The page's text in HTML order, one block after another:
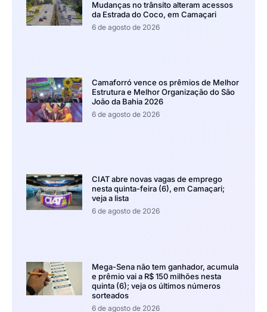
Mudanças no trânsito alteram acessos
da Estrada do Coco, em Camaçari
6 de agosto de 2026
Camaforró vence os prêmios de Melhor
Estrutura e Melhor Organização do São
João da Bahia 2026
6 de agosto de 2026
CIAT abre novas vagas de emprego
nesta quinta-feira (6), em Camaçari;
veja a lista
6 de agosto de 2026
Mega-Sena não tem ganhador, acumula
e prêmio vai a R$ 150 milhões nesta
quinta (6); veja os últimos números
sorteados
6 de agosto de 2026